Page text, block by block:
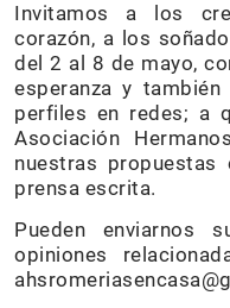
Invitamos a los
corazón, a los
del 2 al 8 de mayo,
esperanza y
perfiles en redes; a
Asociación
nuestras
prensa escrita.
Pueden enviarnos
opiniones